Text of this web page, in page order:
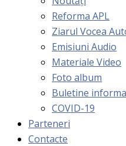
Reforma APL
Ziarul Vocea
Emisiuni Audio
Materiale Video
Foto album
Buletine
COVID-19
Parteneri
Contacte